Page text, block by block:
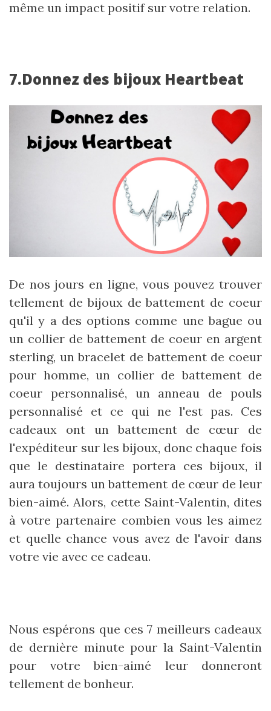
même un impact positif sur votre relation.
7.Donnez des bijoux Heartbeat
De nos jours en ligne, vous pouvez trouver
tellement de bijoux de battement de coeur
qu'il y a des options comme une bague ou
un collier de battement de coeur en argent
sterling, un bracelet de battement de coeur
pour homme, un collier de battement de
coeur personnalisé, un anneau de pouls
personnalisé et ce qui ne l'est pas. Ces
cadeaux ont un battement de cœur de
l'expéditeur sur les bijoux, donc chaque fois
que le destinataire portera ces bijoux, il
aura toujours un battement de cœur de leur
bien-aimé. Alors, cette Saint-Valentin, dites
à votre partenaire combien vous les aimez
et quelle chance vous avez de l'avoir dans
votre vie avec ce cadeau.
Nous espérons que ces 7 meilleurs cadeaux
de dernière minute pour la Saint-Valentin
pour votre bien-aimé leur donneront
tellement de bonheur.